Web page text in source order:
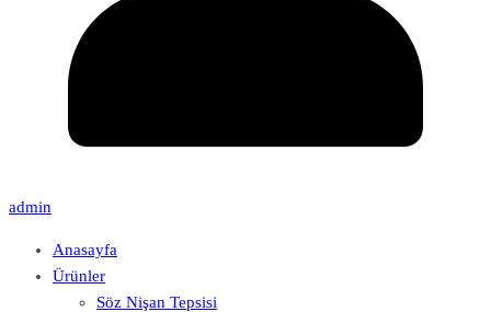
admin
Anasayfa
Ürünler
Söz Nişan Tepsisi